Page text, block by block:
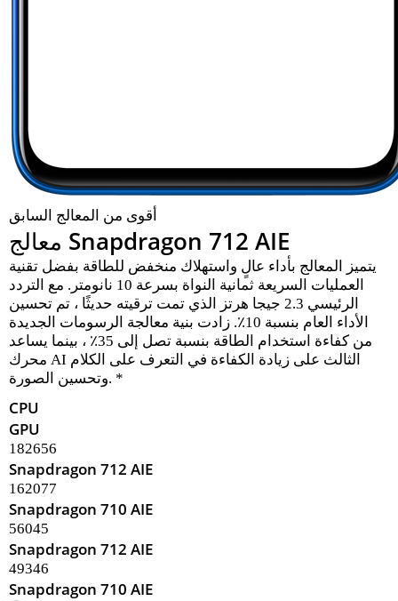
أقوى من المعالج السابق
معالج Snapdragon 712 AIE
يتميز المعالج بأداء عالٍ واستهلاك منخفض للطاقة بفضل تقنية
العمليات السريعة ثمانية النواة بسرعة 10 نانومتر. مع التردد
الرئيسي 2.3 جيجا هرتز الذي تمت ترقيته حديثًا ، تم تحسين
الأداء العام بنسبة 10٪. زادت بنية معالجة الرسومات الجديدة
من كفاءة استخدام الطاقة بنسبة تصل إلى 35٪ ، بينما يساعد
محرك AI الثالث على زيادة الكفاءة في التعرف على الكلام
وتحسين الصورة. *
CPU
GPU
182656
Snapdragon 712 AIE
162077
Snapdragon 710 AIE
56045
Snapdragon 712 AIE
49346
Snapdragon 710 AIE